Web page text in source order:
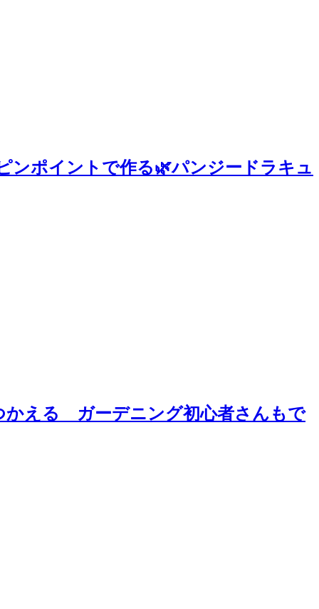
ンポイントで作る🌿パンジードラキュ
かえる ガーデニング初心者さんもで